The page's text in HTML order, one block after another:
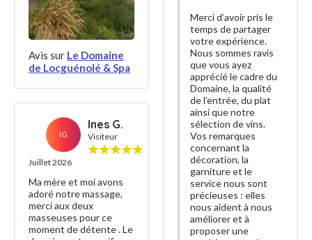
Avis sur Le Domaine
de Locguénolé & Spa
IG
Ines G.
Visiteur
Juillet 2026
Ma mère et moi avons
adoré notre massage,
merci aux deux
masseuses pour ce
moment de détente . Le
Merci d’avoir pris le
temps de partager
votre expérience.
Nous sommes ravis
que vous ayez
apprécié le cadre du
Domaine, la qualité
de l’entrée, du plat
ainsi que notre
sélection de vins.
Vos remarques
concernant la
décoration, la
garniture et le
service nous sont
précieuses : elles
nous aident à nous
améliorer et à
proposer une